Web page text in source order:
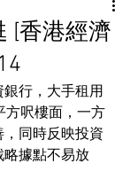
[香港經濟
行，大手租用
方呎樓面，一方
同時反映投資
據點不易放